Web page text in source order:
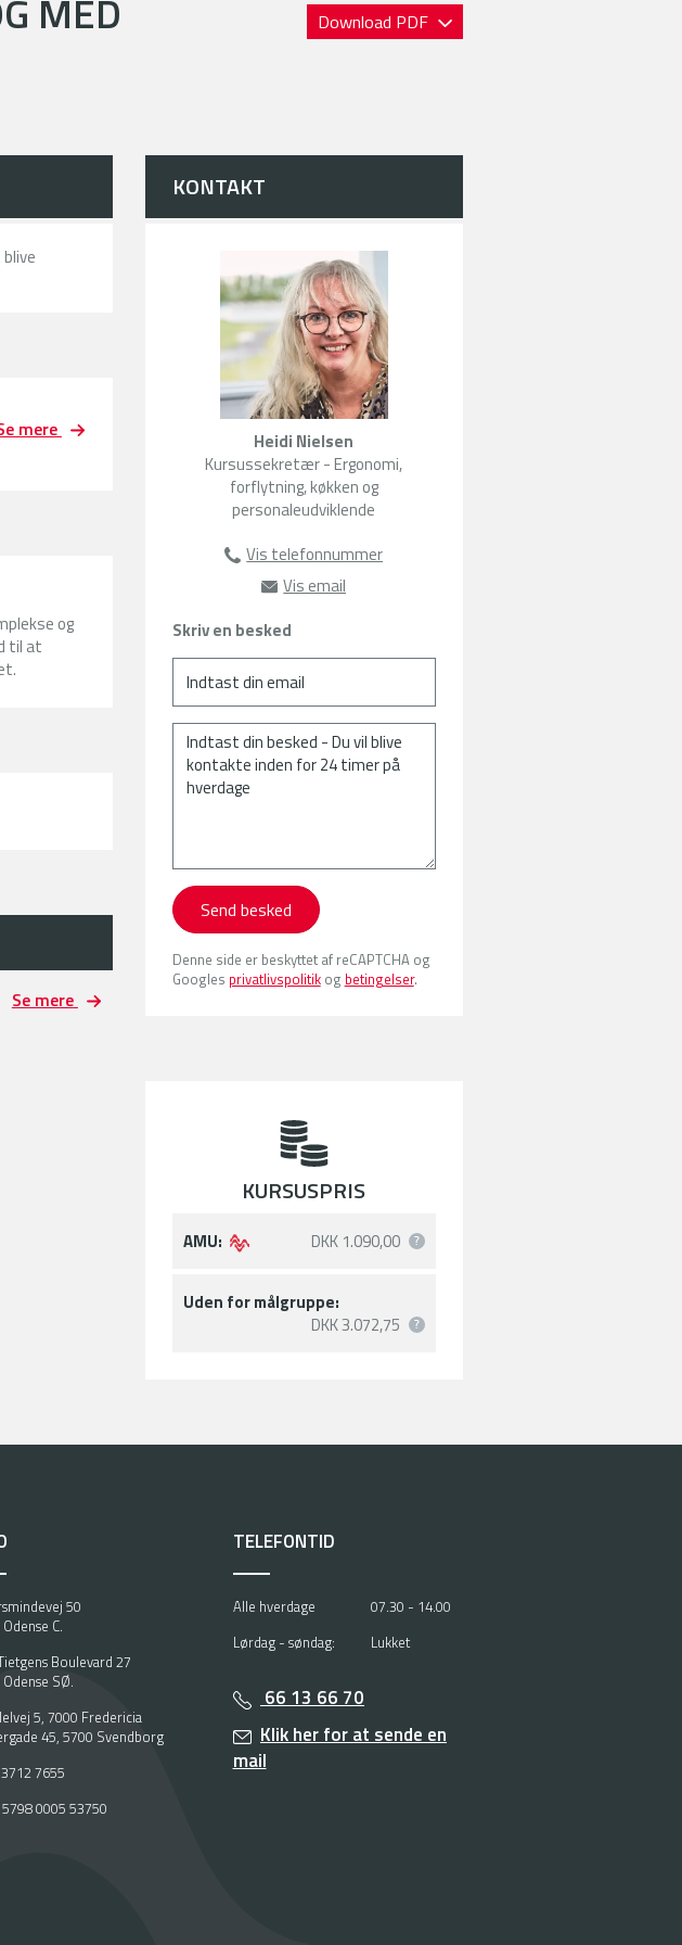
MED Download PDF
mere
og
til at
Se mere
KONTAKT
Heidi Nielsen
Kursussekretær - Ergonomi,
forflytning, køkken og
personaleudviklende
Vis telefonnummer
22104142
Vis emailhn@amu-fyn.dk
Skriv en besked
Send besked
Denne side er beskyttet af reCAPTCHA og
Googles privatlivspolitikog betingelser.
KURSUSPRIS
AMU: DKK 1.090,00
Uden for målgruppe:
DKK 3.072,75
50
C.
Boulevard 27
SØ.
5, 7000 Fredericia
45, 5700 Svendborg
3712 7655
5798 0005 53750
TELEFONTID
Alle hverdage
07.30 - 14.00
Lørdag - søndag:
Lukket
66 13 66 70
Klik her for at sende en
mail